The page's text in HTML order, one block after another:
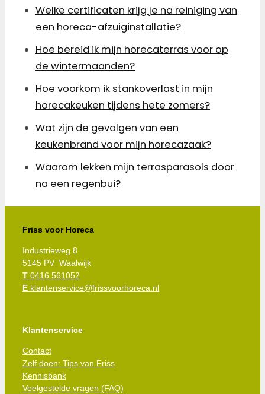
Welke certificaten krijg je na reiniging van
een horeca-afzuiginstallatie?
Hoe bereid ik mijn horecaterras voor op
de wintermaanden?
Hoe voorkom ik stankoverlast in mijn
horecakeuken tijdens hete zomers?
Wat zijn de gevolgen van een
keukenbrand voor mijn horecazaak?
Waarom lekken mijn terrasparasols door
na een regenbui?
Friss voor Horeca
Industrieweg 8
5145 PV Waalwijk
T 0416 561052
E klantenservice@frissvoorhoreca.nl
Klantenservice
Contact
Zelf doen: Tips van Friss
Kennisbank
Veelgestelde vragen (FAQ)